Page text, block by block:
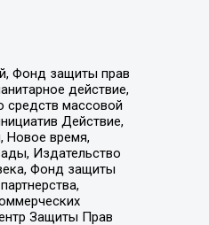
Фонд защиты прав
действие,
средств массовой
Действие,
Новое время,
Издательство
Фонд защиты
Защиты Прав